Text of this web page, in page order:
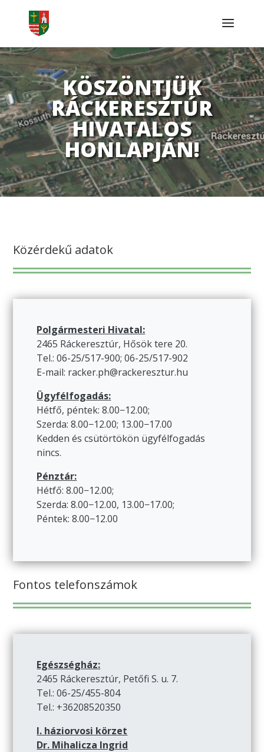
KÖSZÖNTJÜK
RÁCKERESZTÚR
HIVATALOS
HONLAPJÁN!
Közérdekű adatok
Polgármesteri Hivatal:
2465 Ráckeresztúr, Hősök tere 20.
Tel.: 06-25/517-900; 06-25/517-902
E-mail: racker.ph@rackeresztur.hu
Ügyfélfogadás:
Hétfő, péntek: 8.00−12.00;
Szerda: 8.00−12.00; 13.00−17.00
Kedden és csütörtökön ügyfélfogadás
nincs.
Pénztár:
Hétfő: 8.00−12.00;
Szerda: 8.00−12.00, 13.00−17.00;
Péntek: 8.00−12.00
Fontos telefonszámok
Egészségház:
2465 Ráckeresztúr, Petőfi S. u. 7.
Tel.: 06-25/455-804
Tel.: +36208520350
I. háziorvosi körzet
Dr. Mihalicza Ingrid